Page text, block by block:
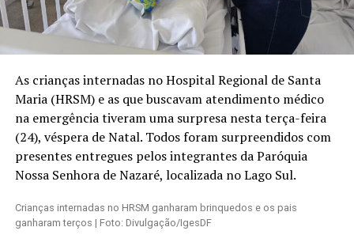
As crianças internadas no Hospital Regional de Santa
Maria (HRSM) e as que buscavam atendimento médico
na emergência tiveram uma surpresa nesta terça-feira
(24), véspera de Natal. Todos foram surpreendidos com
presentes entregues pelos integrantes da Paróquia
Nossa Senhora de Nazaré, localizada no Lago Sul.
Crianças internadas no HRSM ganharam brinquedos e os pais
ganharam terços | Foto: Divulgação/IgesDF